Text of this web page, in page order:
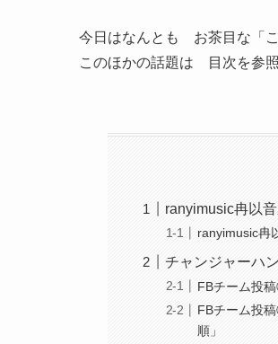
今日はなんとも お茶目な「
このほかの話題は 目次を参
ranyimusic冉以
ranyimusic冉
チャンジャーハ
FBチーム投
FBチーム投
順」